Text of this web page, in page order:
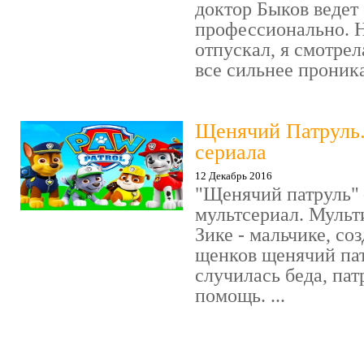
доктор Быков ведет
профессионально.
отпускал, я
все сильнее
Щенячий
сериала
12 Декабрь 2016
"Щенячий патруль"
мультсериал.
Зике - мальчике,
щенков щенячий
случилась беда,
помощь. ...